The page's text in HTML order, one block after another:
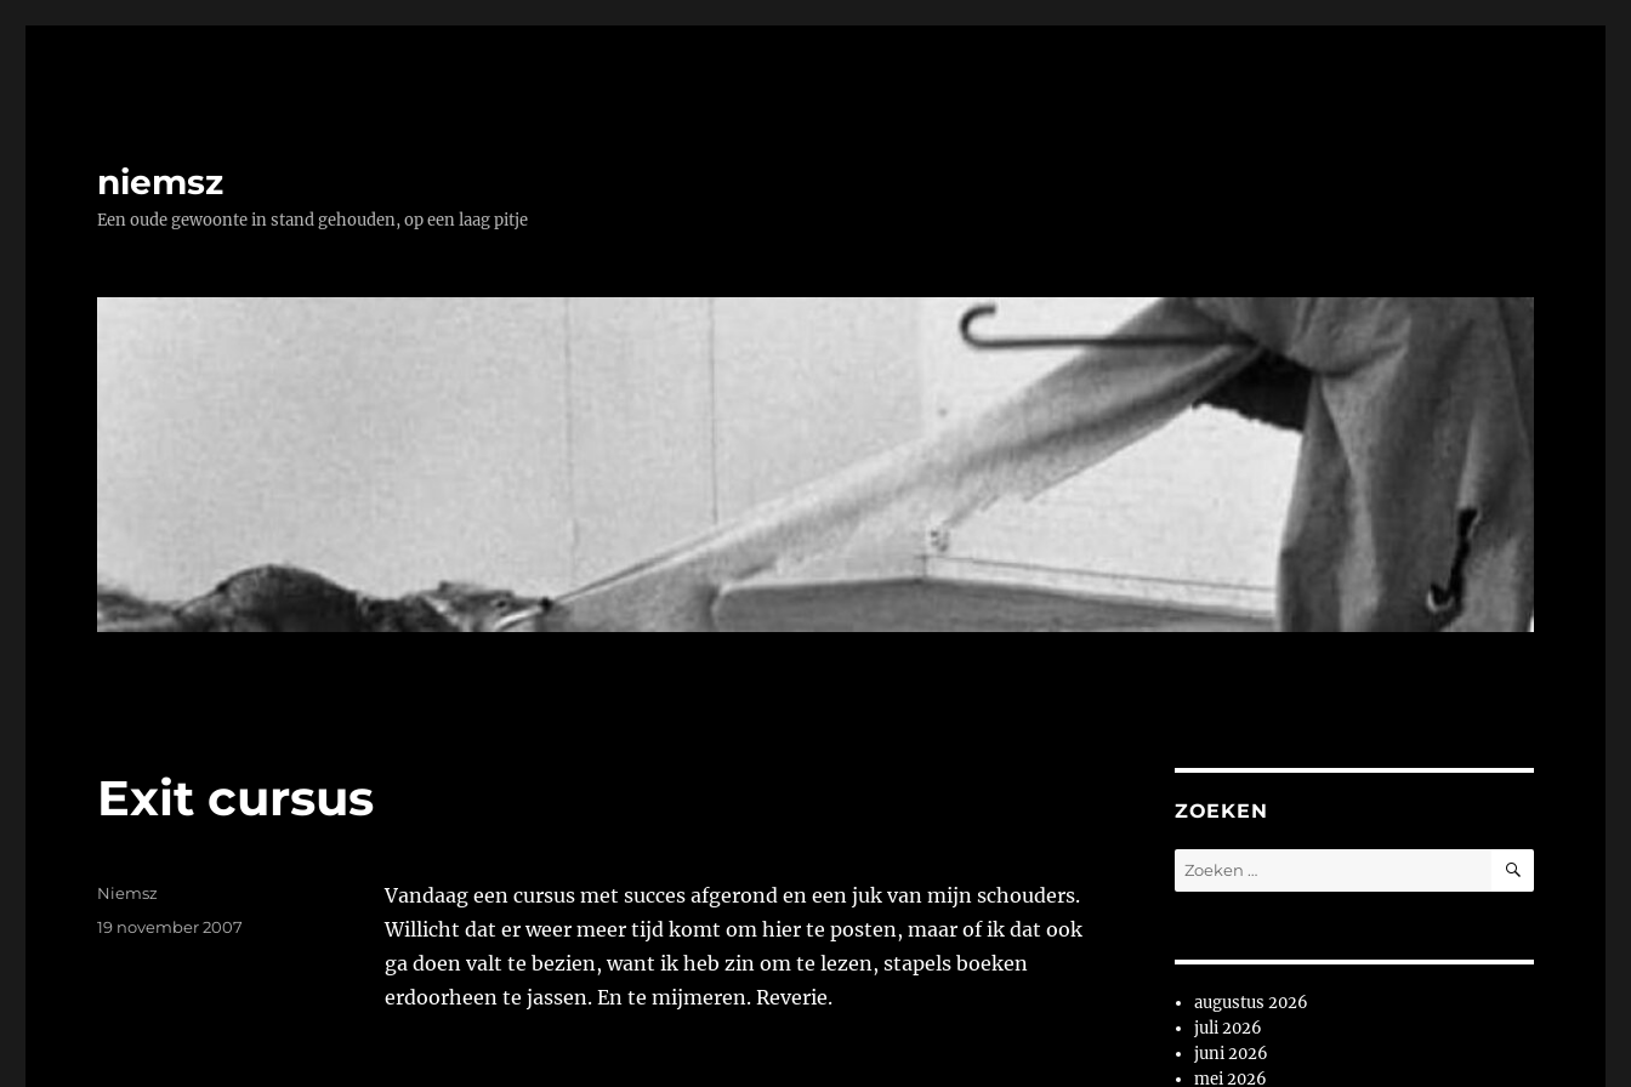
niemsz
Een oude gewoonte in stand gehouden, op een laag pitje
Exit cursus
Vandaag een cursus met succes afgerond en een juk van mijn schouders.
Willicht dat er weer meer tijd komt om hier te posten, maar of ik dat ook
ga doen valt te bezien, want ik heb zin om te lezen, stapels boeken
erdoorheen te jassen. En te mijmeren. Reverie.
Auteur
Niemsz
Geplaatst
19 november 2007
ZOEKEN
Zoeken
naar:
ZOEKEN
augustus 2026
juli 2026
juni 2026
mei 2026